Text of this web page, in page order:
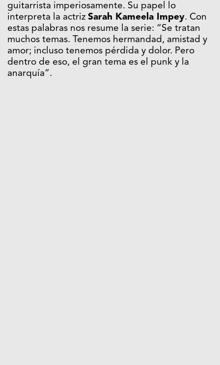
guitarrista imperiosamente. Su papel lo
interpreta la actriz Sarah Kameela Impey. Con
estas palabras nos resume la serie: “Se tratan
muchos temas. Tenemos hermandad, amistad y
amor; incluso tenemos pérdida y dolor. Pero
dentro de eso, el gran tema es el punk y la
anarquía”.